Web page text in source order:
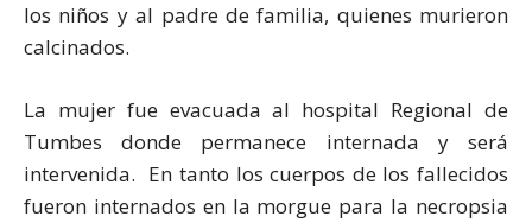
los niños y al padre de familia, quienes murieron
calcinados.
La mujer fue evacuada al hospital Regional de
Tumbes donde permanece internada y será
intervenida. En tanto los cuerpos de los fallecidos
fueron internados en la morgue para la necropsia